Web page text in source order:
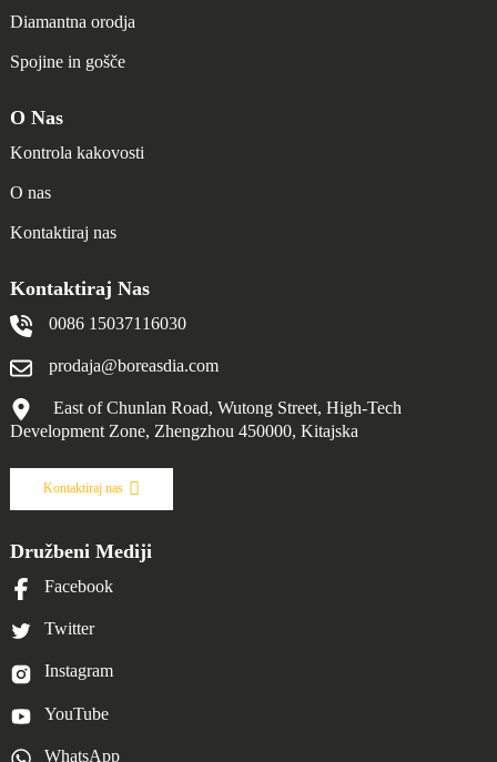
Diamantna orodja
Spojine in gošče
O Nas
Kontrola kakovosti
O nas
Kontaktiraj nas
Kontaktiraj Nas
0086 15037116030
prodaja@boreasdia.com
East of Chunlan Road, Wutong Street, High-Tech
Development Zone, Zhengzhou 450000, Kitajska
Kontaktiraj nas
Družbeni Mediji
Facebook
Twitter
Instagram
YouTube
WhatsApp